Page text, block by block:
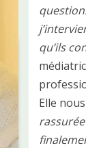
qu’ils
Elle